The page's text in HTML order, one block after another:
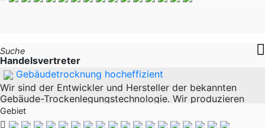
Suche
Handelsvertreter
Gebäudetrocknung hocheffizient
Wir sind der Entwickler und Hersteller der bekannten
Gebäude-Trockenlegungstechnologie. Wir produzieren
diese wohl fortschrittlichste, hochwirksame Technologie
seit vielen Jahren sehr erfolgreich in
Gebiet